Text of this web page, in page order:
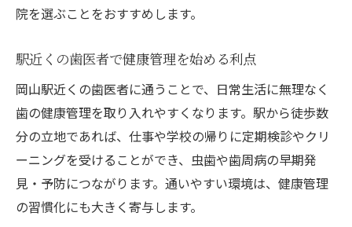
院を選ぶことをおすすめします。
駅近くの歯医者で健康管理を始める利点
岡山駅近くの歯医者に通うことで、日常生活に無理なく
歯の健康管理を取り入れやすくなります。駅から徒歩数
分の立地であれば、仕事や学校の帰りに定期検診やクリ
ーニングを受けることができ、虫歯や歯周病の早期発
見・予防につながります。通いやすい環境は、健康管理
の習慣化にも大きく寄与します。